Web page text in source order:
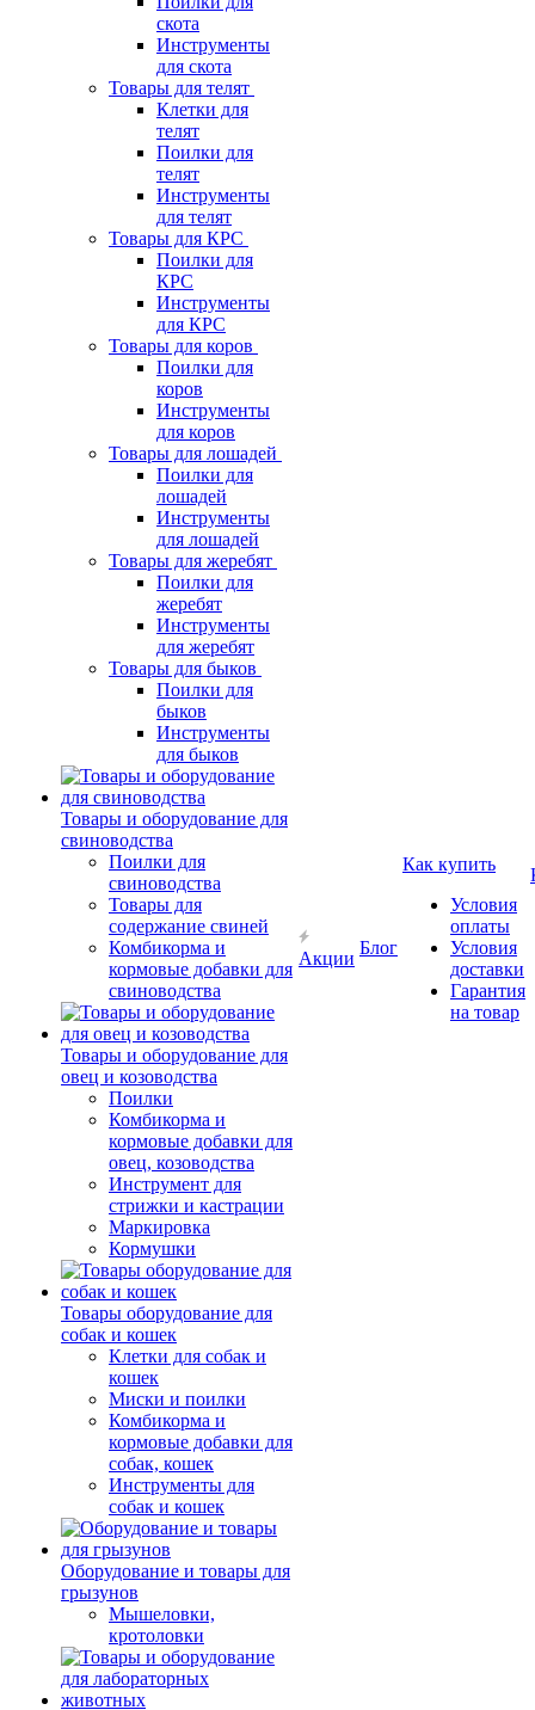
скота
Инструменты
для скота
Товары для телят
Клетки для
телят
Поилки для
телят
Инструменты
для телят
Товары для КРС
Поилки для
КРС
Инструменты
для КРС
Товары для коров
Поилки для
коров
Инструменты
для коров
Товары для лошадей
Поилки для
лошадей
Инструменты
для лошадей
Товары для жеребят
Поилки для
жеребят
Инструменты
для жеребят
Товары для быков
Поилки для
быков
Инструменты
для быков
Товары и оборудование для
свиноводства
Поилки для
свиноводства
Товары для
содержание свиней
Комбикорма и
кормовые добавки для
свиноводства
Товары и оборудование для
овец и козоводства
Поилки
Комбикорма и
кормовые добавки для
овец, козоводства
Инструмент для
стрижки и кастрации
Маркировка
Кормушки
Товары оборудование для
собак и кошек
Клетки для собак и
кошек
Миски и поилки
Комбикорма и
кормовые добавки для
собак, кошек
Инструменты для
собак и кошек
Оборудование и товары для
грызунов
Мышеловки,
кротоловки
Акции
Блог
Как купить
Условия
оплаты
Условия
доставки
Гарантия
на товар